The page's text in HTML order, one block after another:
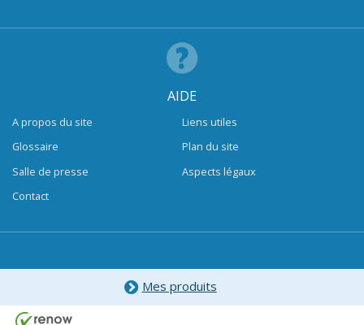
AIDE
A propos du site
Glossaire
Salle de presse
Contact
Liens utiles
Plan du site
Aspects légaux
Mes produits